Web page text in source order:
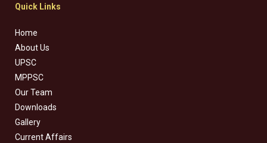
Quick Links
Home
About Us
UPSC
MPPSC
Our Team
Downloads
Gallery
Current Affairs